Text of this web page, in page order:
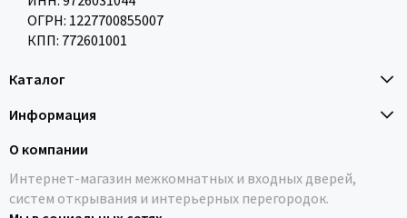
ОГРН: 1227700855007
КПП: 772601001
Каталог
Информация
О компании
Интернет-магазин межкомнатных и входных дверей,
систем открывания и интерьерных перегородок.